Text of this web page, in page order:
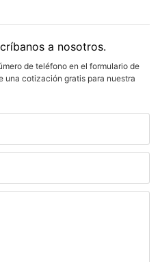
a nosotros.
de teléfono en el formulario de
una cotización gratis para nuestra